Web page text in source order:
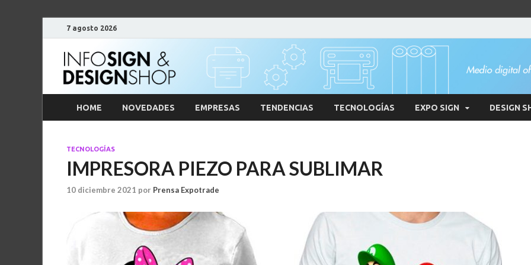
7 agosto 2026
HOME NOVEDADES EMPRESAS TENDENCIAS TECNOLOGÍAS EXPO SIGN DESIGN
TECNOLOGÍAS
IMPRESORA PIEZO PARA SUBLIMAR
10 diciembre 2021 por Prensa Expotrade